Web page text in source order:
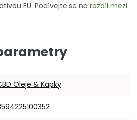
EU. Podívejte se na rozdíl mezi
Oleje & Kapky